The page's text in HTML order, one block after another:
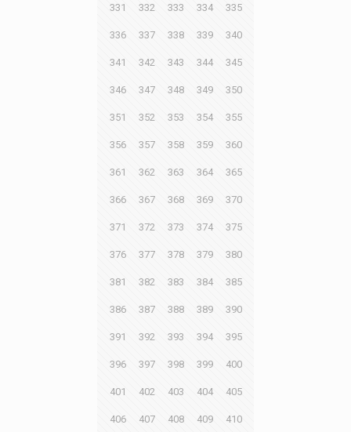
331 332 333 334 335
336 337 338 339 340
341 342 343 344 345
346 347 348 349 350
351 352 353 354 355
356 357 358 359 360
361 362 363 364 365
366 367 368 369 370
371 372 373 374 375
376 377 378 379 380
381 382 383 384 385
386 387 388 389 390
391 392 393 394 395
396 397 398 399 400
401 402 403 404 405
406 407 408 409 410